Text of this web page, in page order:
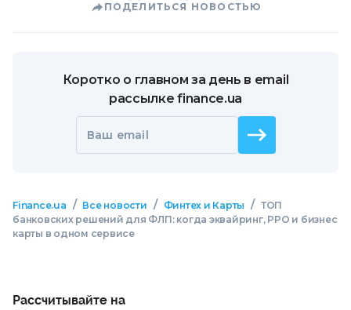
ПОДЕЛИТЬСЯ НОВОСТЬЮ
Коротко о главном за день в email
рассылке finance.ua
Ваш email
Finance.ua / Все новости / Финтех и Карты / ТОП
банковских решений для ФЛП: когда эквайринг, РРО и бизнес
карты в одном сервисе
Рассчитывайте на